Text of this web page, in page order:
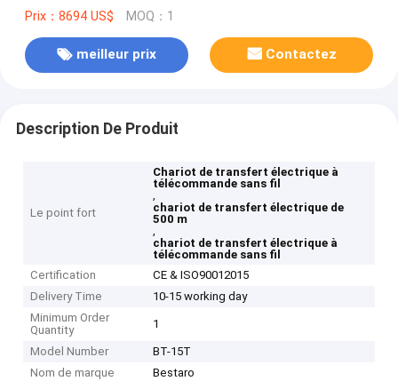
Prix：8694 US$ MOQ：1
meilleur prix Contactez
Description De Produit
Le point fort
Chariot de transfert électrique à
télécommande sans fil
,
chariot de transfert électrique de
500 m
,
chariot de transfert électrique à
télécommande sans fil
Certification
CE & ISO90012015
Delivery Time
10-15 working day
Minimum Order
Quantity
1
Model Number
BT-15T
Nom de marque
Bestaro